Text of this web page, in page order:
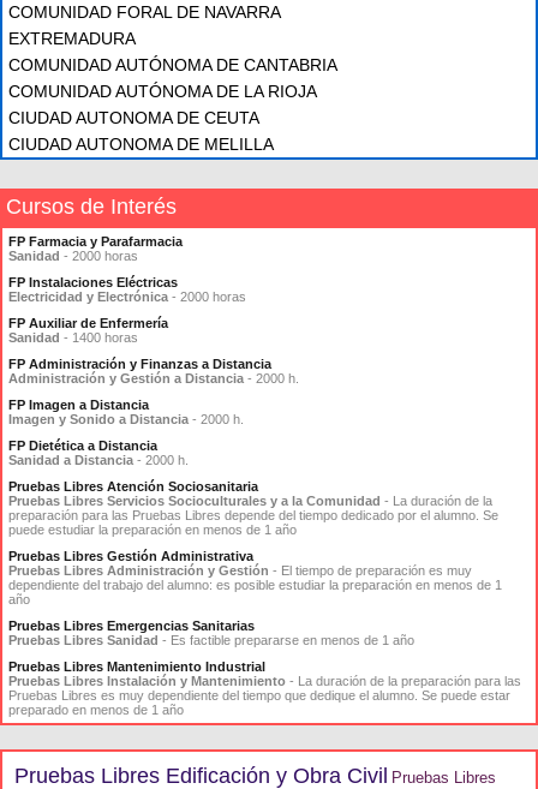
COMUNIDAD FORAL DE NAVARRA
EXTREMADURA
COMUNIDAD AUTÓNOMA DE CANTABRIA
COMUNIDAD AUTÓNOMA DE LA RIOJA
CIUDAD AUTONOMA DE CEUTA
CIUDAD AUTONOMA DE MELILLA
Cursos de Interés
FP Farmacia y Parafarmacia
Sanidad - 2000 horas
FP Instalaciones Eléctricas
Electricidad y Electrónica - 2000 horas
FP Auxiliar de Enfermería
Sanidad - 1400 horas
FP Administración y Finanzas a Distancia
Administración y Gestión a Distancia - 2000 h.
FP Imagen a Distancia
Imagen y Sonido a Distancia - 2000 h.
FP Dietética a Distancia
Sanidad a Distancia - 2000 h.
Pruebas Libres Atención Sociosanitaria
Pruebas Libres Servicios Socioculturales y a la Comunidad - La duración de la
preparación para las Pruebas Libres depende del tiempo dedicado por el alumno. Se
puede estudiar la preparación en menos de 1 año
Pruebas Libres Gestión Administrativa
Pruebas Libres Administración y Gestión - El tiempo de preparación es muy
dependiente del trabajo del alumno: es posible estudiar la preparación en menos de 1
año
Pruebas Libres Emergencias Sanitarias
Pruebas Libres Sanidad - Es factible prepararse en menos de 1 año
Pruebas Libres Mantenimiento Industrial
Pruebas Libres Instalación y Mantenimiento - La duración de la preparación para las
Pruebas Libres es muy dependiente del tiempo que dedique el alumno. Se puede estar
preparado en menos de 1 año
Pruebas Libres Edificación y Obra Civil Pruebas Libres